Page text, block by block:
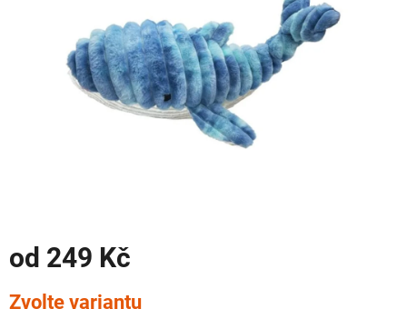
od 249 Kč
cena:
Zvolte variantu